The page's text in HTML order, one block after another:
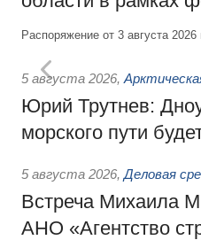
Распоряжение от 3 августа
5 августа 2026,
Юрий Трутнев:
морского пути
5 августа 2026, Деловая
Встреча Михаила
АНО «Агентство